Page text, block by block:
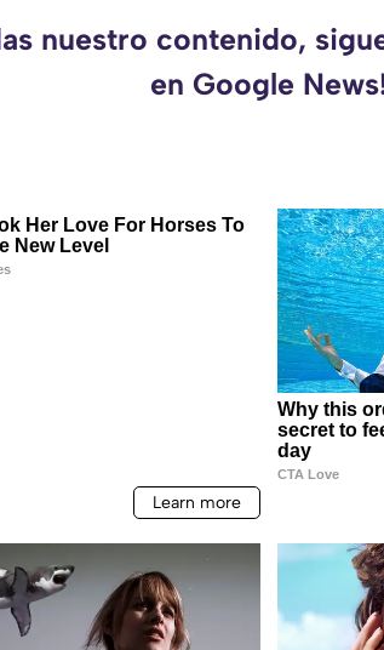
nuestro contenido,
en Google